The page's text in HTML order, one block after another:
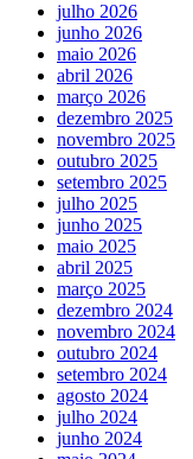
julho 2026
junho 2026
maio 2026
abril 2026
março 2026
dezembro 2025
novembro 2025
outubro 2025
setembro 2025
julho 2025
junho 2025
maio 2025
abril 2025
março 2025
dezembro 2024
novembro 2024
outubro 2024
setembro 2024
agosto 2024
julho 2024
junho 2024